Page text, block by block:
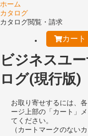
ホーム
カタログ
カタログ閲覧・請求
カート
ビジネスユ
ログ(現行版)
お取り寄せするには、
ージ上部の「カート」
てください。
（カートマークのない